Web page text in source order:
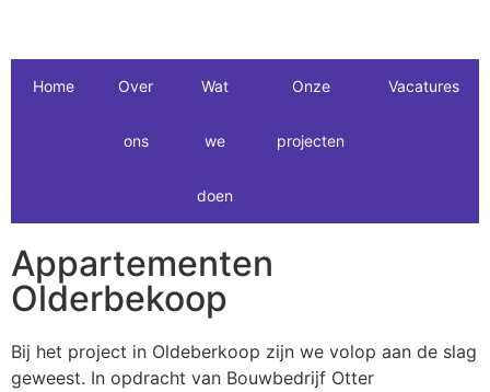
Home Over
ons
Wat
we
doen
Onze
projecten
Vacatures
Appartementen
Olderbekoop
Bij het project in Oldeberkoop zijn we volop aan de slag
geweest. In opdracht van Bouwbedrijf Otter